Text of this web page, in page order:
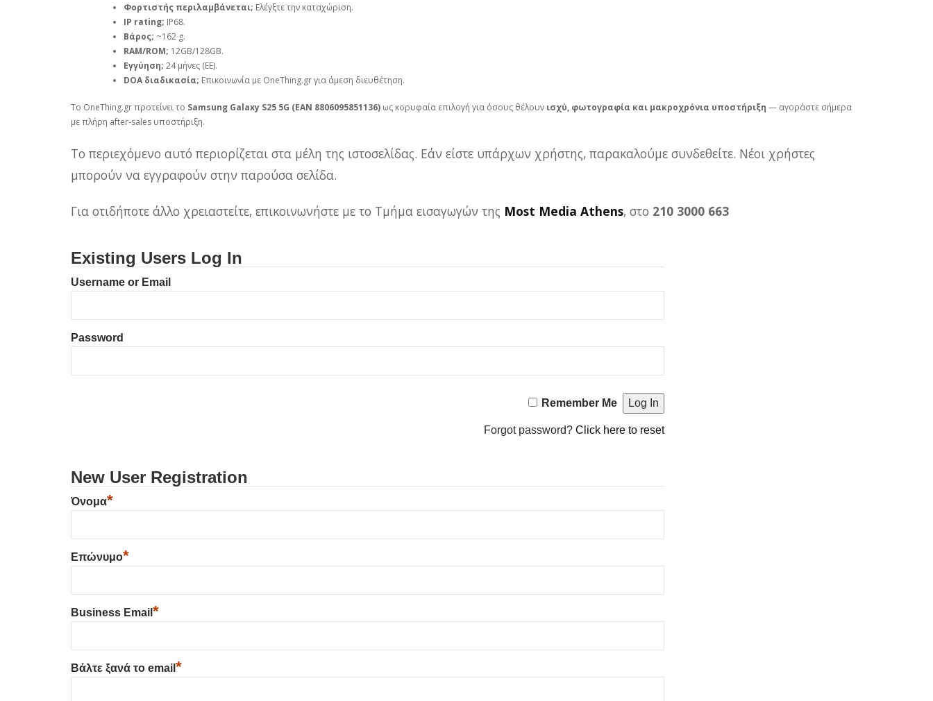
Φορτιστής περιλαμβάνεται; Ελέγξτε την καταχώριση.
IP rating; IP68.
Βάρος; ~162 g.
RAM/ROM; 12GB/128GB.
Εγγύηση; 24 μήνες (ΕΕ).
DOA διαδικασία; Επικοινωνία με OneThing.gr για άμεση διευθέτηση.
Το OneThing.gr προτείνει το Samsung Galaxy S25 5G (EAN 8806095851136) ως κορυφαία επιλογή για όσους θέλουν ισχύ, φωτογραφία και μακροχρόνια υποστήριξη — αγοράστε σήμερα
με πλήρη after‑sales υποστήριξη.
Το περιεχόμενο αυτό περιορίζεται στα μέλη της ιστοσελίδας. Εάν είστε υπάρχων χρήστης, παρακαλούμε συνδεθείτε. Νέοι χρήστες
μπορούν να εγγραφούν στην παρούσα σελίδα.
Για οτιδήποτε άλλο χρειαστείτε, επικοινωνήστε με το Τμήμα εισαγωγών της Most Media Athens, στο 210 3000 663
Existing Users Log In
Username or Email
Password
Remember Me
Forgot password? Click here to reset
New User Registration
Όνομα*
Επώνυμο*
Business Email *
Βάλτε ξανά το email *